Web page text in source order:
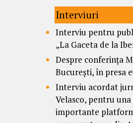
Interviuri
Interviu pentru
„La Gaceta de la
Despre conferința
București, în presa
Interviu acordat
Velasco, pentru
importante